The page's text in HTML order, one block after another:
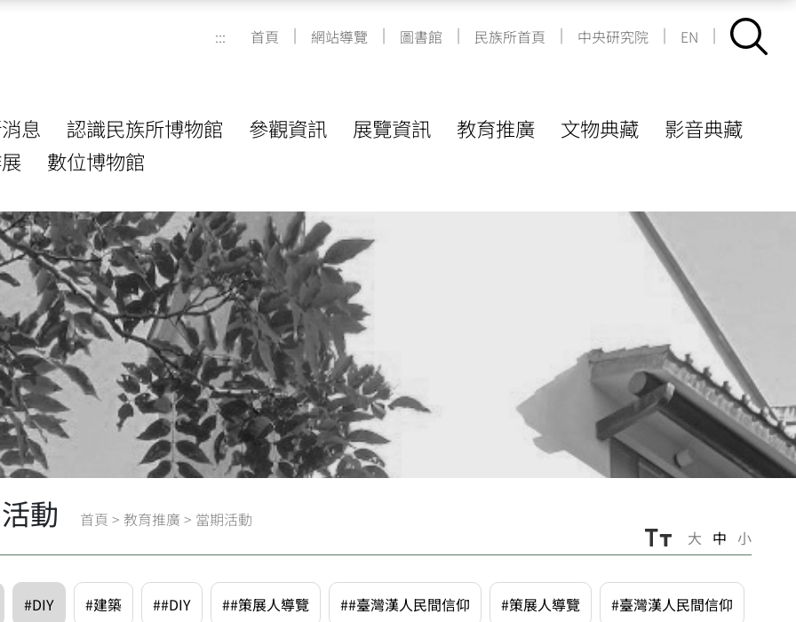
::: 首頁 | 網站導覽 | 圖書館 | 民族所首頁 | 中央研究院 | EN |
息 認識民族所博物館 參觀資訊 展覽資訊 教育推廣 文物典藏
影音典藏
數位博物館
動 首頁 > 教育推廣 > 當期活動
大 中 小
#DIY #建築 ##DIY ##策展人導覽 ##臺灣漢人民間信仰 #策展人導覽 #臺灣漢人民間信仰